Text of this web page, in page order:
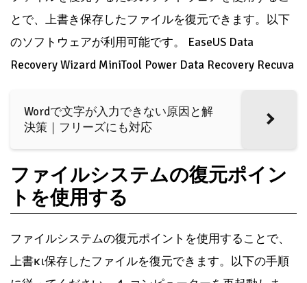
とで、上書き保存したファイルを復元できます。以下
のソフトウェアが利用可能です。 EaseUS Data
Recovery Wizard MiniTool Power Data Recovery Recuva
Wordで文字が入力できない原因と解
決策｜フリーズにも対応
ファイルシステムの復元ポイン
トを使用する
ファイルシステムの復元ポイントを使用することで、
上書κι保存したファイルを復元できます。以下の手順